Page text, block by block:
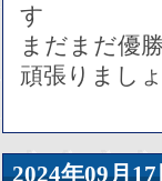
す
まだまだ優
頑張りまし
2024年09